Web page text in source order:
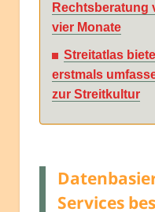
Rechtsberatung
vier Monate
Streitatlas
erstmals
zur Streitkultur
Services